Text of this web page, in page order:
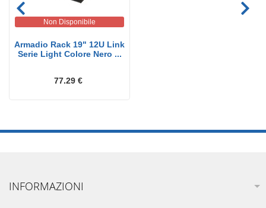
Non Disponibile
Armadio Rack 19" 12U Link
Serie Light Colore Nero ...
77.29 €
INFORMAZIONI